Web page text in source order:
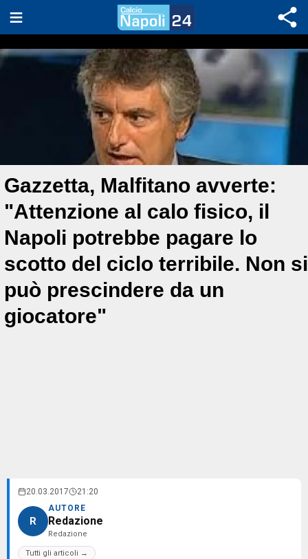
Gazzetta, Malfitano avverte:
"Attenzione al calo fisico, il
Napoli potrebbe pagare lo
scotto del ciclo terribile. Non si
può prescindere da un
giocatore"
20.03.2017 21:20
R
AUTORE
Redazione
Redazione
Tutti gli articoli →